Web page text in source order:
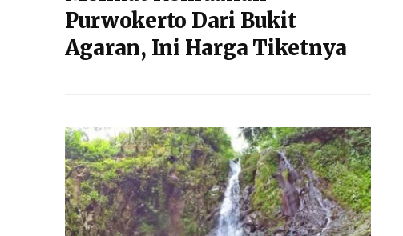
Purwokerto Dari Bukit
Agaran, Ini Harga Tiketnya